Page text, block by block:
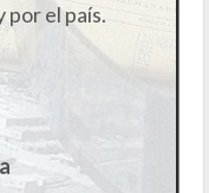
por el país.